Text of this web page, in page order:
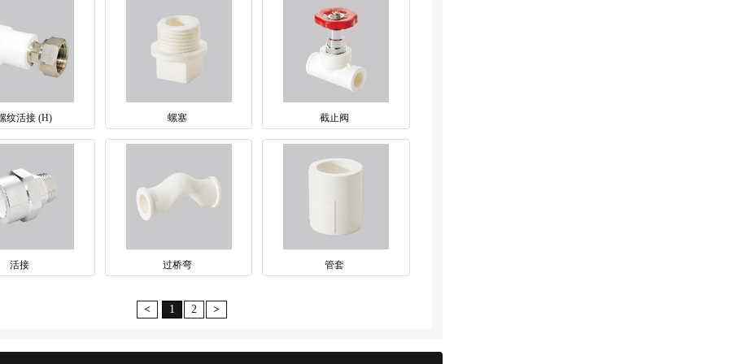
纹活接 (H) 螺塞 截止阀
活接 过桥弯 管套
< 1 2 >